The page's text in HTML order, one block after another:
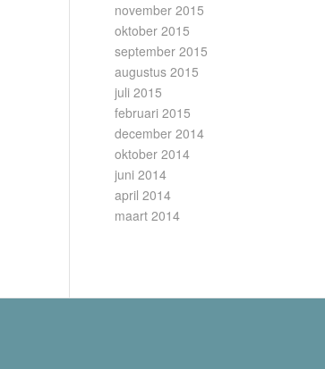
november 2015
oktober 2015
september 2015
augustus 2015
juli 2015
februari 2015
december 2014
oktober 2014
juni 2014
april 2014
maart 2014